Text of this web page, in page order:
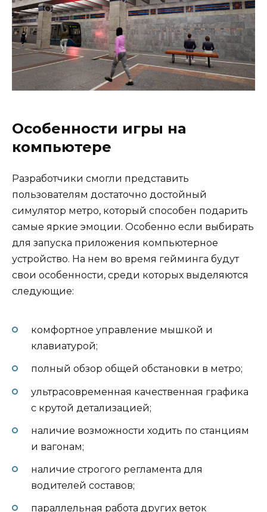
Особенности игры на
компьютере
Разработчики смогли представить
пользователям достаточно достойный
симулятор метро, который способен подарить
самые яркие эмоции. Особенно если выбирать
для запуска приложения компьютерное
устройство. На нем во время гейминга будут
свои особенности, среди которых выделяются
следующие:
комфортное управление мышкой и
клавиатурой;
полный обзор общей обстановки в метро;
ультрасовременная качественная графика
с крутой детализацией;
наличие возможности ходить по станциям
и вагонам;
наличие строгого регламента для
водителей составов;
параллельная работа других веток